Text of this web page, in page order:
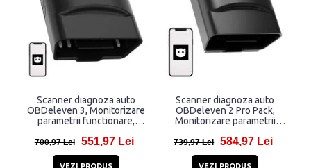
Scanner diagnoza auto
OBDeleven 3, Monitorizare
parametrii functionare,
pentru One-Click, Negru
700,97 Lei 551,97 Lei
VEZI PRODUS
Scanner diagnoza auto
OBDeleven 2 Pro Pack,
Monitorizare parametrii
credite pentru One-Click,
Negru
739,97 Lei 584,97 Lei
VEZI PRODUS